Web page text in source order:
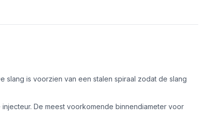
slang is voorzien van een stalen spiraal zodat de slang
De meest voorkomende binnendiameter voor